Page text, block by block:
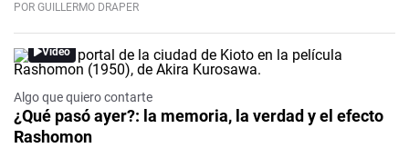
POR GUILLERMO DRAPER
Video
Algo que quiero contarte
¿Qué pasó ayer?: la memoria, la verdad y el efecto
Rashomon